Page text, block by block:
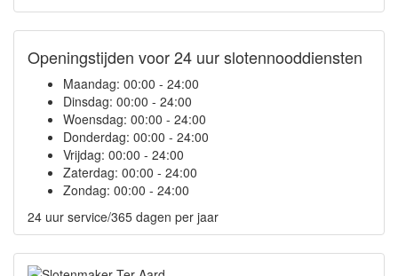
Openingstijden voor 24 uur slotennooddiensten
Maandag: 00:00 - 24:00
Dinsdag: 00:00 - 24:00
Woensdag: 00:00 - 24:00
Donderdag: 00:00 - 24:00
Vrijdag: 00:00 - 24:00
Zaterdag: 00:00 - 24:00
Zondag: 00:00 - 24:00
24 uur service/365 dagen per jaar